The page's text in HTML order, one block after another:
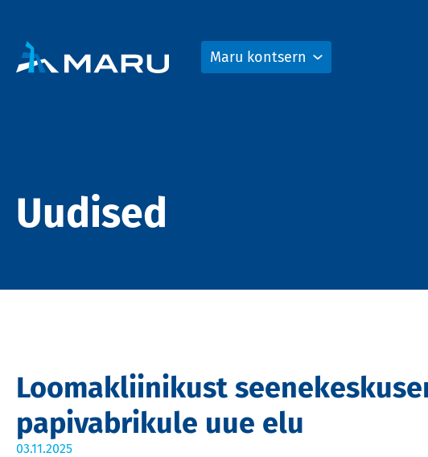
Maru kontsern
Uudised
Loomakliinikust
papivabrikule uue elu
03.11.2025